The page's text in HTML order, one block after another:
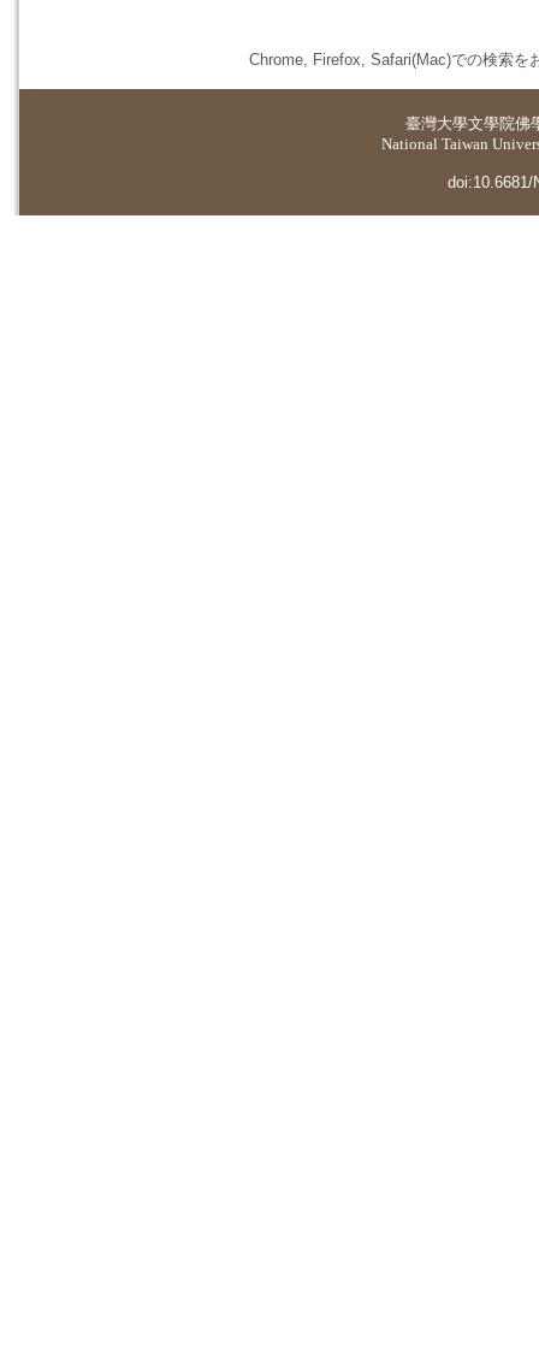
Chrome, Firefox, Safari(Mac)での検索を
臺灣大學文學院佛
National Taiwan
doi:10.6681/